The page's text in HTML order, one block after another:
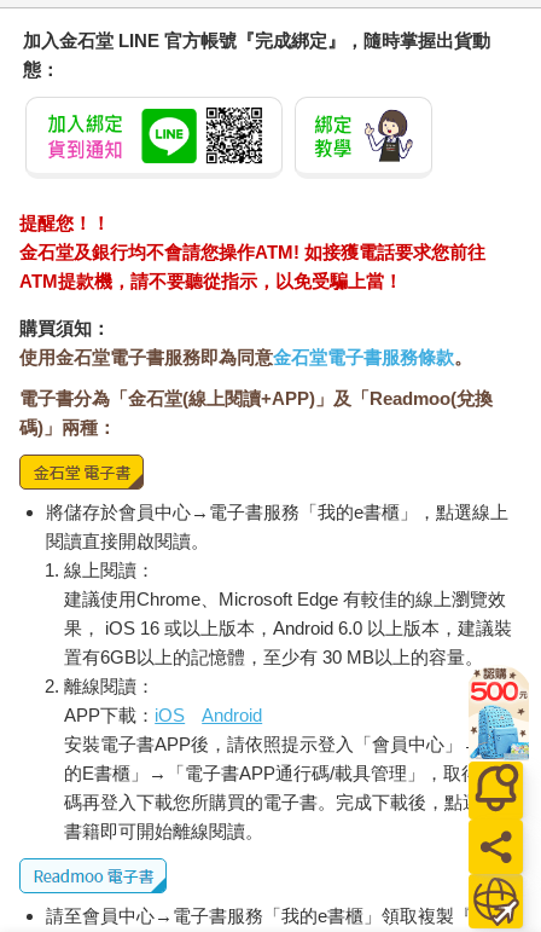
加入金石堂 LINE 官方帳號『完成綁定』，隨時掌握出貨動
態：
提醒您！！
金石堂及銀行均不會請您操作ATM! 如接獲電話要求您前往
ATM提款機，請不要聽從指示，以免受騙上當！
購買須知：
使用金石堂電子書服務即為同意金石堂電子書服務條款。
電子書分為「金石堂(線上閱讀+APP)」及「Readmoo(兌換
碼)」兩種：
將儲存於會員中心→電子書服務「我的e書櫃」，點選線上
閱讀直接開啟閱讀。
線上閱讀：
建議使用Chrome、Microsoft Edge 有較佳的線上瀏覽效
果， iOS 16 或以上版本，Android 6.0 以上版本，建議裝
置有6GB以上的記憶體，至少有 30 MB以上的容量。
離線閱讀：
APP下載： iOS
Android
安裝電子書APP後，請依照提示登入「會員中心」→「我
的E書櫃」→「電子書APP通行碼/載具管理」，取得通行
碼再登入下載您所購買的電子書。完成下載後，點選任一
書籍即可開始離線閱讀。
請至會員中心→電子書服務「我的e書櫃」領取複製『兌換